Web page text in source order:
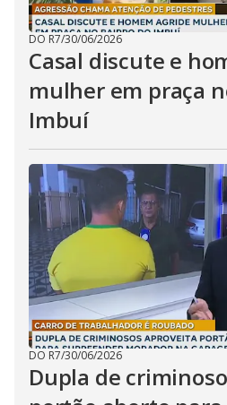
DO R7/30/06/2026
Casal discute e
mulher em praça
Imbuí
DO R7/30/06/2026
Dupla de